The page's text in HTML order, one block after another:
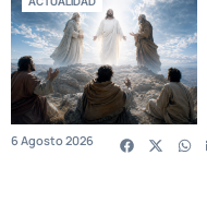
6 Agosto 2026